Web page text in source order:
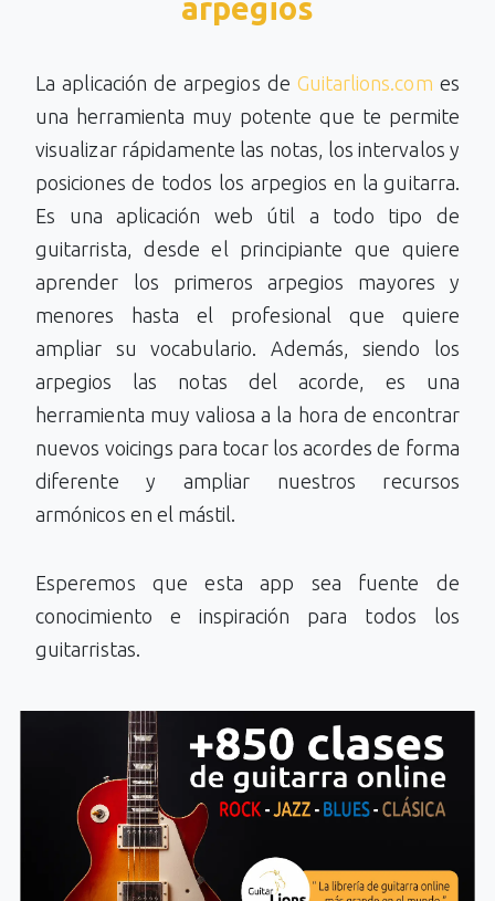
arpegios
La aplicación de arpegios de Guitarlions.com es
una herramienta muy potente que te permite
visualizar rápidamente las notas, los intervalos y
posiciones de todos los arpegios en la guitarra.
Es una aplicación web útil a todo tipo de
guitarrista, desde el principiante que quiere
aprender los primeros arpegios mayores y
menores hasta el profesional que quiere
ampliar su vocabulario. Además, siendo los
arpegios las notas del acorde, es una
herramienta muy valiosa a la hora de encontrar
nuevos voicings para tocar los acordes de forma
diferente y ampliar nuestros recursos
armónicos en el mástil.
Esperemos que esta app sea fuente de
conocimiento e inspiración para todos los
guitarristas.